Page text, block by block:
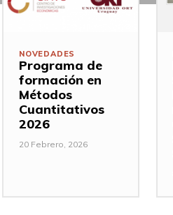
NOVEDADES
Programa de
formación en
Métodos
Cuantitativos
2026
20 Febrero, 2026